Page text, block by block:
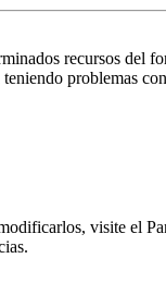
recursos del
problemas
visite el